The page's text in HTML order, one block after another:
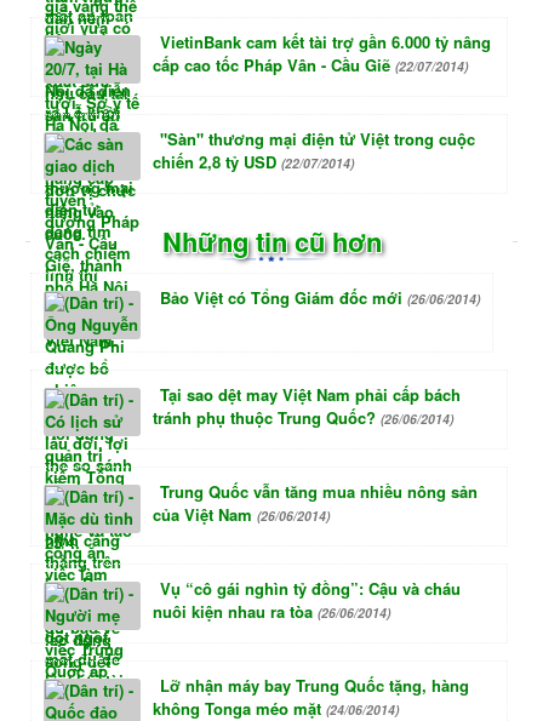
VietinBank cam kết tài trợ gần 6.000 tỷ nâng
cấp cao tốc Pháp Vân - Cầu Giẽ (22/07/2014)
"Sàn" thương mại điện tử Việt trong cuộc
chiến 2,8 tỷ USD (22/07/2014)
Những tin cũ hơn
Bảo Việt có Tổng Giám đốc mới (26/06/2014)
Tại sao dệt may Việt Nam phải cấp bách
tránh phụ thuộc Trung Quốc? (26/06/2014)
Trung Quốc vẫn tăng mua nhiều nông sản
của Việt Nam (26/06/2014)
Vụ “cô gái nghìn tỷ đồng”: Cậu và cháu
nuôi kiện nhau ra tòa (26/06/2014)
Lỡ nhận máy bay Trung Quốc tặng, hàng
không Tonga méo mặt (24/06/2014)